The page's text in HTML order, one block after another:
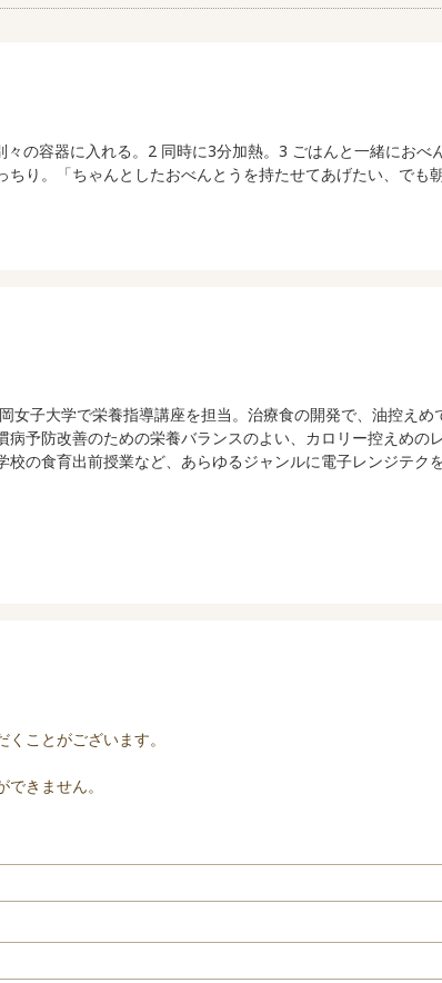
の容器に入れる。2 同時に3分加熱。3 ごはんと一緒におべ
り。「ちゃんとしたおべんとうを持たせてあげたい、で
子大学で栄養指導講座を担当。治療食の開発で、油控え
予防改善のための栄養バランスのよい、カロリー控えめの
の食育出前授業など、あらゆるジャンルに電子レンジテク
ことがございます。
きません。